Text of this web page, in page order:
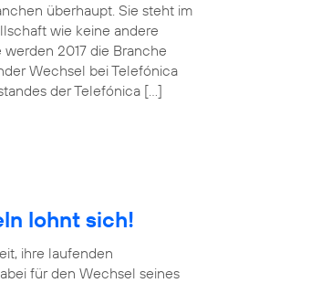
überhaupt. Sie steht im
wie keine andere
2017 die Branche
Wechsel bei Telefónica
der Telefónica […]
lohnt sich!
ihre laufenden
für den Wechsel seines